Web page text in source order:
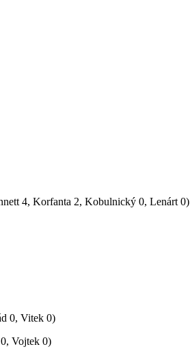
4, Korfanta 2, Kobulnický 0, Lenárt 0)
0, Vitek 0)
Vojtek 0)